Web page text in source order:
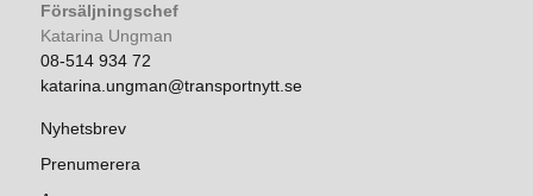
Försäljningschef
Katarina Ungman
08-514 934 72
katarina.ungman@transportnytt.se
Nyhetsbrev
Prenumerera